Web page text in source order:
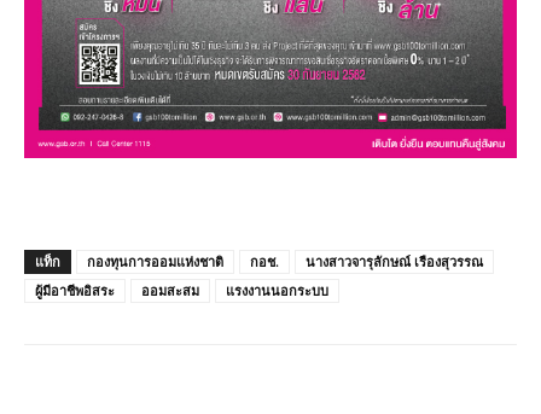
แท็ก กองทุนการออมแห่งชาติ กอช.
นางสาวจารุลักษณ์ เรืองสุวรรณ
ผู้มีอาชีพอิสระ
ออมสะสม แรงงานนอกระบบ